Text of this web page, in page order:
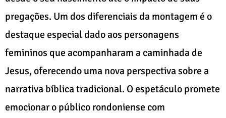
pregações. Um dos diferenciais da montagem é o
destaque especial dado aos personagens
femininos que acompanharam a caminhada de
Jesus, oferecendo uma nova perspectiva sobre a
narrativa bíblica tradicional. O espetáculo promete
emocionar o público rondoniense com